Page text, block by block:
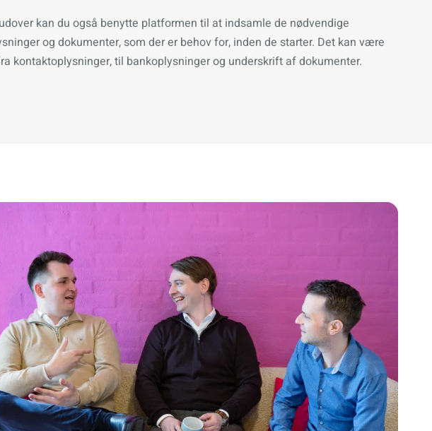
kan du også benytte platformen til at indsamle de nødvendige
og dokumenter, som der er behov for, inden de starter. Det kan være
kontaktoplysninger, til bankoplysninger og underskrift af dokumenter.